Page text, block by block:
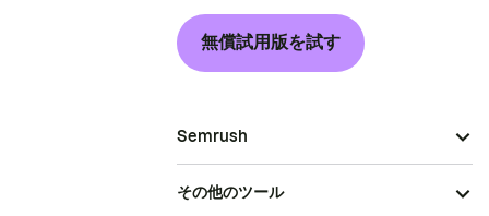
無償試用版を試す
Semrush
その他のツール